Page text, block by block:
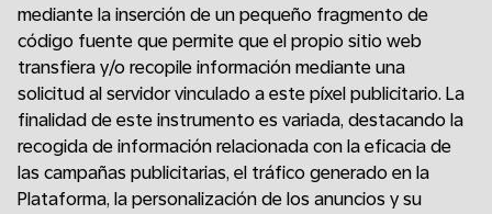
mediante la inserción de un pequeño fragmento de
código fuente que permite que el propio sitio web
transfiera y/o recopile información mediante una
solicitud al servidor vinculado a este píxel publicitario. La
finalidad de este instrumento es variada, destacando la
recogida de información relacionada con la eficacia de
las campañas publicitarias, el tráfico generado en la
Plataforma, la personalización de los anuncios y su